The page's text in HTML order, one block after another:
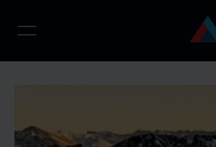
Open